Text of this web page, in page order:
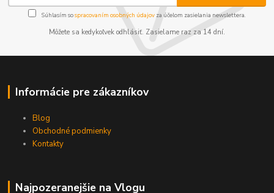
Súhlasím sospracovaním osobných údajov za účelom zasielania newslettera.
Môžete sa kedykoľvek odhlásiť. Zasielame raz za 14 dní.
Informácie pre zákazníkov
Blog
Obchodné podmienky
Kontakty
Najpozeranejšie na Vlogu